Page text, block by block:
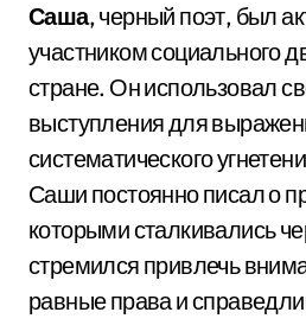
Саша, черный поэт, был
участником социального
стране. Он использовал
выступления для
систематического
Саши постоянно писал о
которыми сталкивались
стремился привлечь
равные права и